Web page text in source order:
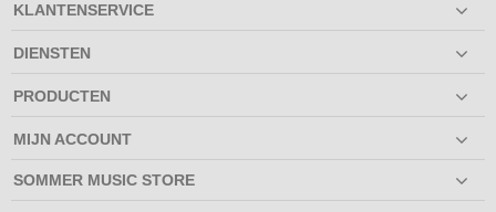
KLANTENSERVICE
DIENSTEN
PRODUCTEN
MIJN ACCOUNT
SOMMER MUSIC STORE